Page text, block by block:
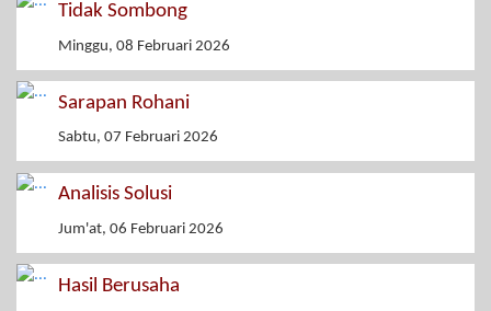
Tidak Sombong
Minggu, 08 Februari 2026
Sarapan Rohani
Sabtu, 07 Februari 2026
Analisis Solusi
Jum'at, 06 Februari 2026
Hasil Berusaha